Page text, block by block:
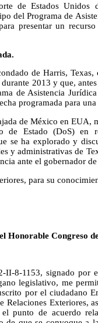
de Estados Unidos
del Programa de
presentar un
de Harris, Texas,
2013 y que,
de Asistencia
programada para
de México en EUA,
de Estado (DoS) en
se ha explorado y
y administrativas de
ante el gobernador
para su
Honorable Congreso
II-8-1153, signado por
legislativo, me
por el ciudadano
Relaciones Exteriores,
el punto de acuerdo